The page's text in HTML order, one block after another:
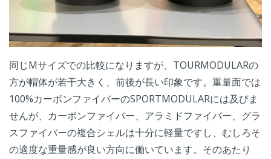
同じMサイズでの比較になりますが、TOURMODULARの
方が帽体が若干大きく、前後が長い印象です。重量面では
100%カーボンファイバーのSPORTMODULARには及びま
せんが、カーボンファイバー、アラミドファイバー、グラ
スファイバーの複合シェルは十分に軽量ですし、むしろそ
の適度な重量感が良い方向に働いています。そのあたり